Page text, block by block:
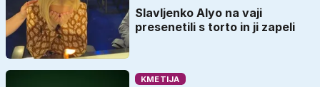
Slavljenko Alyo na vaji
presenetili s torto in ji zapeli
KMETIJA